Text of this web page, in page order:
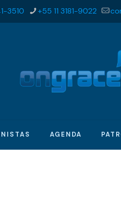
3510 +55 11 3181-9022
AGENDA